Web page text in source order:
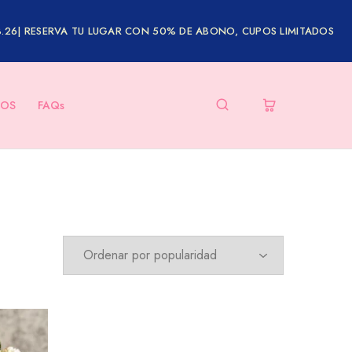
RESERVA TU LUGAR CON 50% DE ABONO, CUPOS LIMITADOS
FAQs